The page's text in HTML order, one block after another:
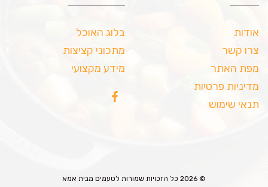
אודות
צרו קשר
מפת האתר
מדיניות פרטיות
תנאי שימוש
בלוג האוכל
מתכוני קציצות
מידע מקצועי
© 2026 כל הזכויות שמורות לטעמים מבית אמא